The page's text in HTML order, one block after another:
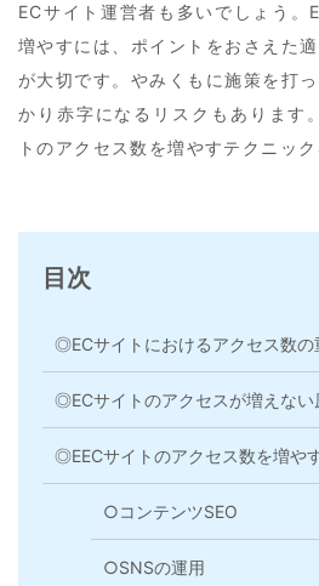
ECサイト運営者も多いでしょう。
増やすには、ポイントをおさえた
が大切です。やみくもに施策を打
かり赤字になるリスクもあります
トのアクセス数を増やすテクニッ
目次
◎ECサイトにおけるアクセス数の
◎ECサイトのアクセスが増えない
◎EECサイトのアクセス数を増や
○コンテンツSEO
○SNSの運用